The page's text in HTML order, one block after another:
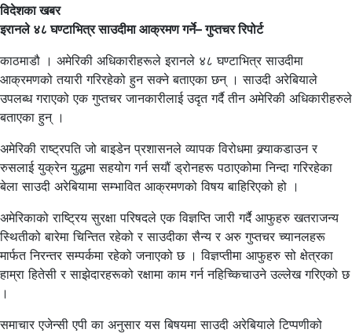
विदेशका खबर
इरानले ४८ घण्टाभित्र साउदीमा आक्रमण गर्ने– गुप्तचर रिपोर्ट
काठमाडौ । अमेरिकी अधिकारीहरूले इरानले ४८ घण्टाभित्र साउदीमा
आक्रमणको तयारी गरिरहेको हुन सक्ने बताएका छन् । साउदी अरेबियाले
उपलब्ध गराएको एक गुप्तचर जानकारीलाई उदृत गर्दै तीन अमेरिकी अधिकारीहरुले
बताएका हुन् ।
अमेरिकी राष्ट्रपति जो बाइडेन प्रशासनले व्यापक विरोधमा क्र्याकडाउन र
रुसलाई युक्रेन युद्धमा सहयोग गर्न सयौं ड्रोनहरू पठाएकोमा निन्दा गरिरहेका
बेला साउदी अरेबियामा सम्भावित आक्रमणको विषय बाहिरिएको हो ।
अमेरिकाको राष्ट्रिय सुरक्षा परिषदले एक विज्ञप्ति जारी गर्दै आफुहरु खतराजन्य
स्थितीको बारेमा चिन्तित रहेको र साउदीका सैन्य र अरु गुप्तचर च्यानलहरू
मार्फत निरन्तर सम्पर्कमा रहेको जनाएको छ । विज्ञप्तीमा आफुहरु सो क्षेत्रका
हाम्रा हितेसी र साझेदारहरूको रक्षामा काम गर्न नहिच्किचाउने उल्लेख गरिएको छ
।
समाचार एजेन्सी एपी का अनुसार यस बिषयमा साउदी अरेबियाले टिप्पणीको